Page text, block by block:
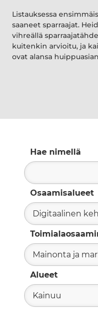
Listauksessa
saaneet sparraajat.
vihreällä
kuitenkin arvioitu, ja
ovat alansa
Hae nimellä
Osaamisalueet
Digitaalinen
Mainonta ja
Alueet
Kainuu